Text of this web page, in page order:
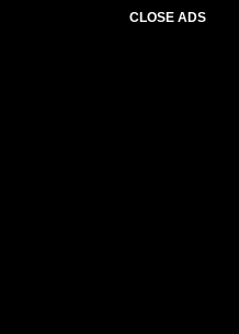
CLOSE ADS